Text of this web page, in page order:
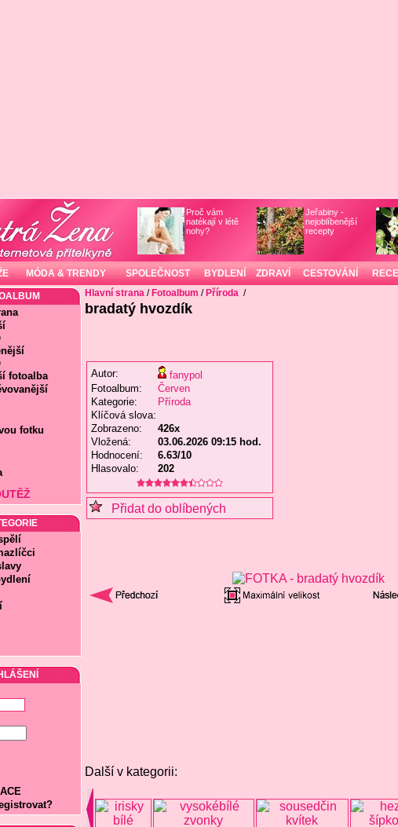
Proč vám
natékají v létě
nohy?
Jeřabiny -
nejoblíbenější
recepty
MÓDA & TRENDY SPOLEČNOST BYDLENÍ ZDRAVÍ CESTOVÁNÍ
fotoalba
fotku
Hlavní strana/ Fotoalbum / Příroda /
bradatý hvozdík
Autor:
fanypol
Fotoalbum:
Červen
Kategorie:
Příroda
Klíčová slova:
Zobrazeno:
426x
Vložená:
03.06.2026 09:15 hod.
Hodnocení:
6.63/10
Hlasovalo:
202
Přidat do oblíbených
Další v kategorii: